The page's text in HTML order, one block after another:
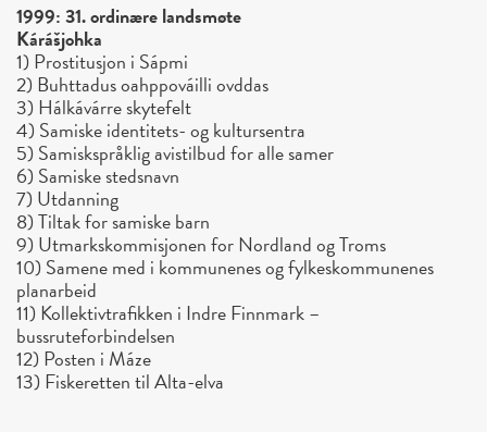
1999: 31. ordinære landsmøte
Kárášjohka
1) Prostitusjon i Sápmi
2) Buhttadus oahppováilli ovddas
3) Hálkávárre skytefelt
4) Samiske identitets- og kultursentra
5) Samiskspråklig avistilbud for alle samer
6) Samiske stedsnavn
7) Utdanning
8) Tiltak for samiske barn
9) Utmarkskommisjonen for Nordland og Troms
10) Samene med i kommunenes og fylkeskommunenes
planarbeid
11) Kollektivtrafikken i Indre Finnmark –
bussruteforbindelsen
12) Posten i Máze
13) Fiskeretten til Alta-elva